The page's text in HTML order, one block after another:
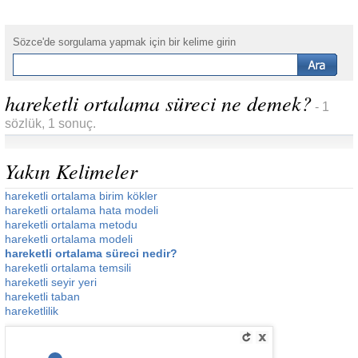
Sözce'de sorgulama yapmak için bir kelime girin
hareketli ortalama süreci ne demek? - 1
sözlük, 1 sonuç.
Yakın Kelimeler
hareketli ortalama birim kökler
hareketli ortalama hata modeli
hareketli ortalama metodu
hareketli ortalama modeli
hareketli ortalama süreci nedir?
hareketli ortalama temsili
hareketli seyir yeri
hareketli taban
hareketlilik